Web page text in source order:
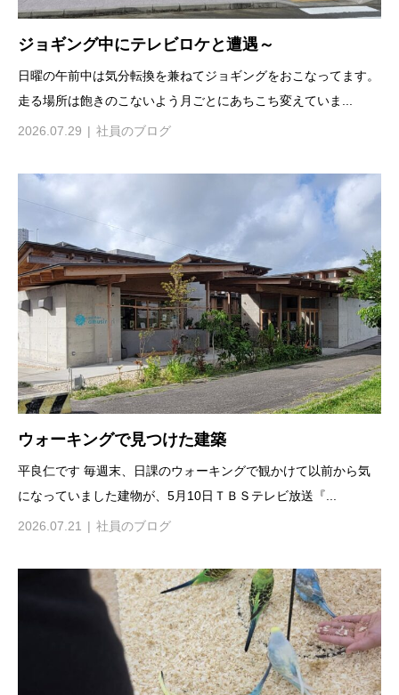
ジョギング中にテレビロケと遭遇～
日曜の午前中は気分転換を兼ねてジョギングをおこなってます。
走る場所は飽きのこないよう月ごとにあちこち変えていま...
2026.07.29 社員のブログ
ウォーキングで見つけた建築
平良仁です 毎週末、日課のウォーキングで観かけて以前から気
になっていました建物が、5月10日ＴＢＳテレビ放送『...
2026.07.21 社員のブログ